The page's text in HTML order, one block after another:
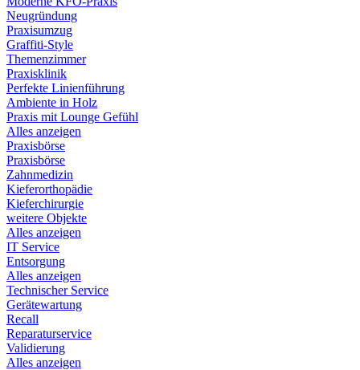
Neugründung
Praxisumzug
Graffiti-Style
Themenzimmer
Praxisklinik
Perfekte Linienführung
Ambiente in Holz
Praxis mit Lounge Gefühl
Alles anzeigen
Praxisbörse
Praxisbörse
Zahnmedizin
Kieferorthopädie
Kieferchirurgie
weitere Objekte
Alles anzeigen
IT Service
Entsorgung
Alles anzeigen
Technischer Service
Gerätewartung
Recall
Reparaturservice
Validierung
Alles anzeigen